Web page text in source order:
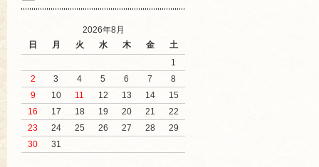
2026年8月
日
月 火 水 木 金
土
1
2
3 4 5 6 7
8
9
10 11 12 13 14
15
16
17 18 19 20 21
22
23
24 25 26 27 28
29
30
31